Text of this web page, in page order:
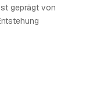
geprägt von